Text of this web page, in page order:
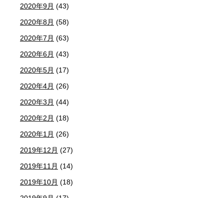
2020年9月 (43)
2020年8月 (58)
2020年7月 (63)
2020年6月 (43)
2020年5月 (17)
2020年4月 (26)
2020年3月 (44)
2020年2月 (18)
2020年1月 (26)
2019年12月 (27)
2019年11月 (14)
2019年10月 (18)